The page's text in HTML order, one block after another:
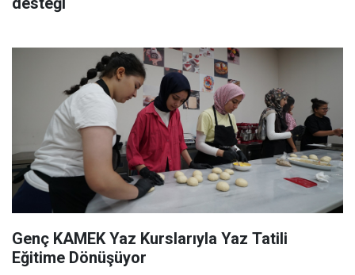
Genç KAMEK Yaz Kurslarıyla Yaz Tatili
Eğitime Dönüşüyor